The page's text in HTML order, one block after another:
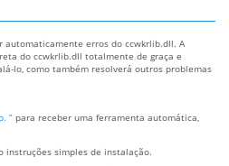
automaticamente erros do ccwkrlib.dll. A
do ccwkrlib.dll totalmente de graça e
lo, como também resolverá outros problemas
” para receber uma ferramenta automática,
instruções simples de instalação.